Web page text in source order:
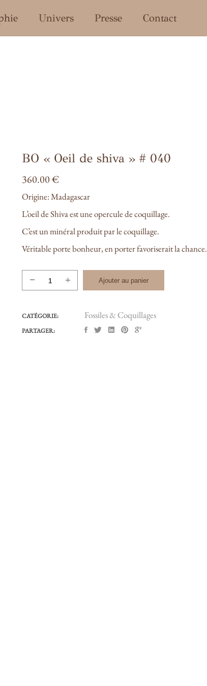
Univers Presse Contact
BO « Oeil de shiva » # 040
360.00€
Origine: Madagascar
L’oeil de Shiva est une opercule de coquillage.
C’est un minéral produit par le coquillage.
Véritable porte bonheur, en porter favoriserait la chance.
quantité
de
"Oeil
de
Ajouter au panier
CATÉGORIE: Fossiles & Coquillages
PARTAGER: